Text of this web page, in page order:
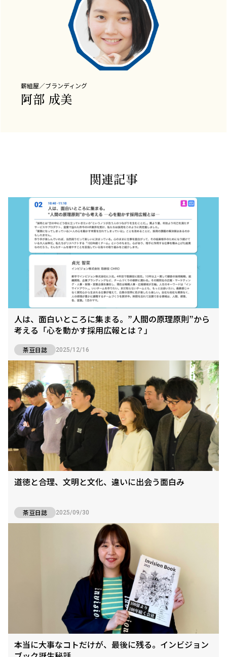
薪組屋／ブランディング
阿部 成美
関連記事
人は、面白いところに集まる。”人間の原理原則”から
考える「心を動かす採用広報とは？」
茶豆日誌 2025/12/16
道徳と合理、文明と文化、違いに出会う面白み
茶豆日誌 2025/09/30
本当に大事なコトだけが、最後に残る。インビジョン